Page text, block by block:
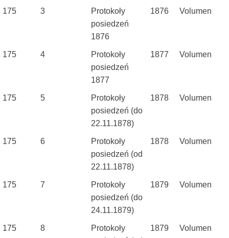
175 3
Protokoły
posiedzeń
1876
1876 Volumen
175 4
Protokoły
posiedzeń
1877
1877 Volumen
175 5
Protokoły
posiedzeń (do
22.11.1878)
1878 Volumen
175 6
Protokoły
posiedzeń (od
22.11.1878)
1878 Volumen
175 7
Protokoły
posiedzeń (do
24.11.1879)
1879 Volumen
175 8
Protokoły
1879 Volumen